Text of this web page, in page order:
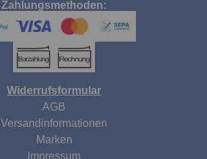
Zahlungsmethoden:
Widerrufsformular
AGB
Versandinformationen
Marken
Impressum